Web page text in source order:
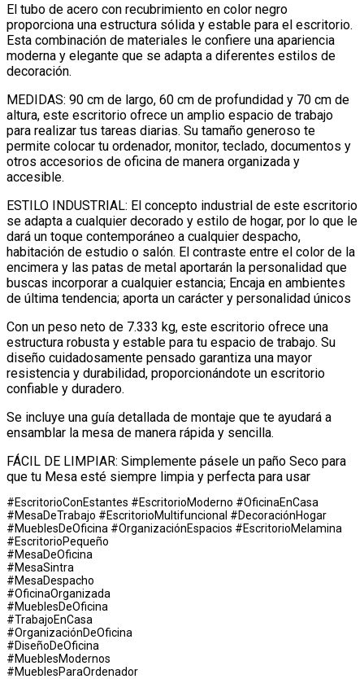
El tubo de acero con recubrimiento en color negro
proporciona una estructura sólida y estable para el escritorio.
Esta combinación de materiales le confiere una apariencia
moderna y elegante que se adapta a diferentes estilos de
decoración.
MEDIDAS: 90 cm de largo, 60 cm de profundidad y 70 cm de
altura, este escritorio ofrece un amplio espacio de trabajo
para realizar tus tareas diarias. Su tamaño generoso te
permite colocar tu ordenador, monitor, teclado, documentos y
otros accesorios de oficina de manera organizada y
accesible.
ESTILO INDUSTRIAL: El concepto industrial de este escritorio
se adapta a cualquier decorado y estilo de hogar, por lo que le
dará un toque contemporáneo a cualquier despacho,
habitación de estudio o salón. El contraste entre el color de la
encimera y las patas de metal aportarán la personalidad que
buscas incorporar a cualquier estancia; Encaja en ambientes
de última tendencia; aporta un carácter y personalidad únicos
Con un peso neto de 7.333 kg, este escritorio ofrece una
estructura robusta y estable para tu espacio de trabajo. Su
diseño cuidadosamente pensado garantiza una mayor
resistencia y durabilidad, proporcionándote un escritorio
confiable y duradero.
Se incluye una guía detallada de montaje que te ayudará a
ensamblar la mesa de manera rápida y sencilla.
FÁCIL DE LIMPIAR: Simplemente pásele un paño Seco para
que tu Mesa esté siempre limpia y perfecta para usar
#EscritorioConEstantes #EscritorioModerno #OficinaEnCasa
#MesaDeTrabajo #EscritorioMultifuncional #DecoraciónHogar
#MueblesDeOficina #OrganizaciónEspacios #EscritorioMelamina
#EscritorioPequeño
#MesaDeOficina
#MesaSintra
#MesaDespacho
#OficinaOrganizada
#MueblesDeOficina
#TrabajoEnCasa
#OrganizaciónDeOficina
#DiseñoDeOficina
#MueblesModernos
#MueblesParaOrdenador